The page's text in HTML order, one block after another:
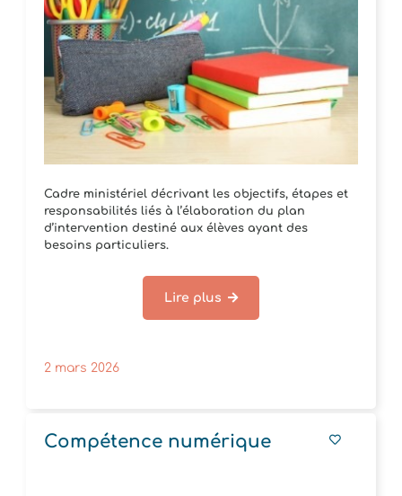
Cadre ministériel décrivant les objectifs, étapes et
responsabilités liés à l’élaboration du plan
d’intervention destiné aux élèves ayant des
besoins particuliers.
Lire plus
2 mars 2026
Compétence numérique